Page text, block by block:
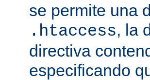
se permite una
.htaccess, la
directiva
especificando